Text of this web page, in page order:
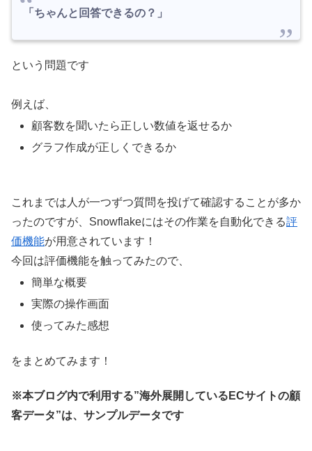
「ちゃんと回答できるの？」
という問題です
例えば、
顧客数を聞いたら正しい数値を返せるか
グラフ作成が正しくできるか
これまでは人が一つずつ質問を投げて確認することが多か
ったのですが、Snowflakeにはその作業を自動化できる評
価機能が用意されています！
今回は評価機能を触ってみたので、
簡単な概要
実際の操作画面
使ってみた感想
をまとめてみます！
※本ブログ内で利用する”海外展開しているECサイトの顧
客データ”は、サンプルデータです